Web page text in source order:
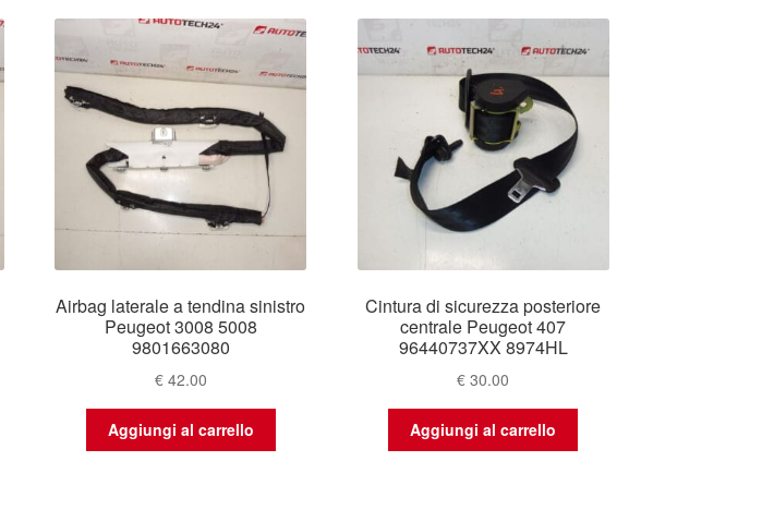
più
recente
Airbag laterale a tendina sinistro
Peugeot 3008 5008
9801663080
€42.00
Aggiungi al carrello
Cintura di sicurezza posteriore
centrale Peugeot 407
96440737XX 8974HL
€ 30.00
Aggiungi al carrello